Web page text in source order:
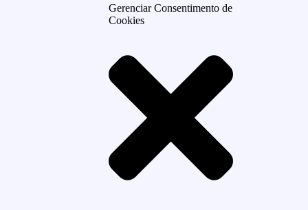
Gerenciar Consentimento de
Cookies